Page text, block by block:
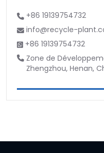
+86 19139754732
info@recycle-
+86 19139754732
Zone de
Zhengzhou, Henan,